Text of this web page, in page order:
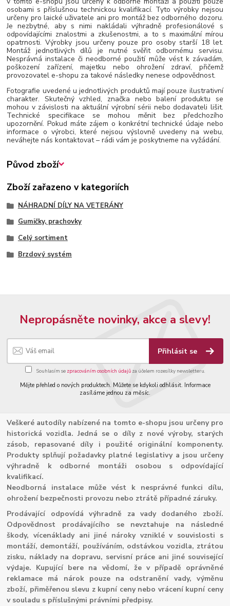
osobami s příslušnou technickou kvalifikací. Tyto výrobky nejsou
určeny pro laické uživatele ani pro montáž bez odborného dozoru.
Je nezbytné, aby s nimi nakládali výhradně profesionálové s
odpovídajícími znalostmi a zkušenostmi, a to s maximální mírou
opatrnosti. Výrobky jsou určeny pouze pro osoby starší 18 let.
Montáž jednotlivých dílů je nutné svěřit odbornému servisu.
Nesprávná instalace či neodborné použití může vést k závadám,
poškození zařízení, majetku nebo ohrožení zdraví, přičemž
provozovatel e-shopu za takové následky nenese odpovědnost.
Fotografie uvedené u jednotlivých produktů mají pouze ilustrativní
charakter. Skutečný vzhled, značka nebo balení produktu se
mohou v závislosti na aktuální výrobní sérii nebo dodavateli lišit.
Technické specifikace se mohou měnit bez předchozího
upozornění. Pokud máte zájem o konkrétní technické údaje nebo
informace o výrobci, které nejsou výslovně uvedeny na webu,
neváhejte nás kontaktovat – rádi vám je poskytneme na vyžádání.
Původ zboží
Zboží zařazeno v kategoriích
NÁHRADNÍ DÍLY NA VETERÁNY
Gumičky, prachovky
Celý sortiment
Brzdový systém
Nepropásněte novinky, akce a slevy!
Přihlásit se
Souhlasím se zpracováním osobních údajůza účelem rozesílky newsletteru.
Mějte přehled o nových produktech. Můžete se kdykoli odhlásit. Informace
zasíláme jednou za měsíc.
Veškeré autodíly nabízené na tomto e-shopu jsou určeny pro
historická vozidla. Jedná se o díly z nové výroby, starých
zásob, repasované díly i použité originální komponenty.
Produkty splňují požadavky platné legislativy a jsou určeny
výhradně k odborné montáži osobou s odpovídající
kvalifikací.
Neodborná instalace může vést k nesprávné funkci dílu,
ohrožení bezpečnosti provozu nebo ztrátě případné záruky.
Prodávající odpovídá výhradně za vady dodaného zboží.
Odpovědnost prodávajícího se nevztahuje na následné
škody, vícenáklady ani jiné nároky vzniklé v souvislosti s
montáží, demontáží, používáním, odstávkou vozidla, ztrátou
zisku, náklady na dopravu, servisní práce ani jiné související
výdaje. Kupující bere na vědomí, že v případě oprávněné
reklamace má nárok pouze na odstranění vady, výměnu
zboží, přiměřenou slevu z kupní ceny nebo vrácení kupní ceny
v souladu s příslušnými právními předpisy.